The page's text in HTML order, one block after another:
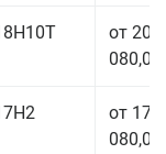
от 209
080,00
от 175
080,00